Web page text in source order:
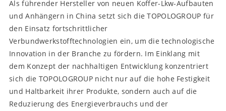
Als führender Hersteller von neuen Koffer-Lkw-Aufbauten
und Anhängern in China setzt sich die TOPOLOGROUP für
den Einsatz fortschrittlicher
Verbundwerkstofftechnologien ein, um die technologische
Innovation in der Branche zu fördern. Im Einklang mit
dem Konzept der nachhaltigen Entwicklung konzentriert
sich die TOPOLOGROUP nicht nur auf die hohe Festigkeit
und Haltbarkeit ihrer Produkte, sondern auch auf die
Reduzierung des Energieverbrauchs und der